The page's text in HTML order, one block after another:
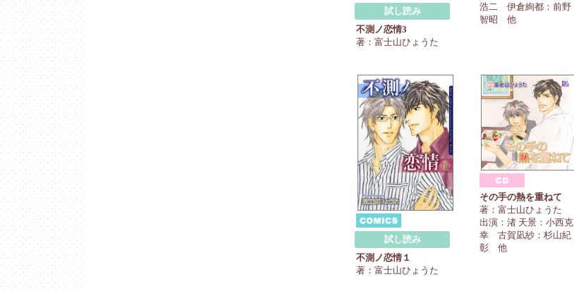
試し読み
不測ノ恋情3
著：富士山ひょうた
浩二 伊倉絢都：前野
智昭 他
試し読み
不測ノ恋情１
著：富士山ひょうた
その手の熱を重ねて
著：富士山ひょうた
出演：渚 天景：小西克
幸 古賀凪紗：杉山紀
彰 他